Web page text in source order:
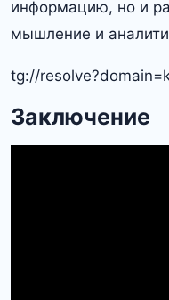
информацию, но и
мышление и
tg://
Заключение